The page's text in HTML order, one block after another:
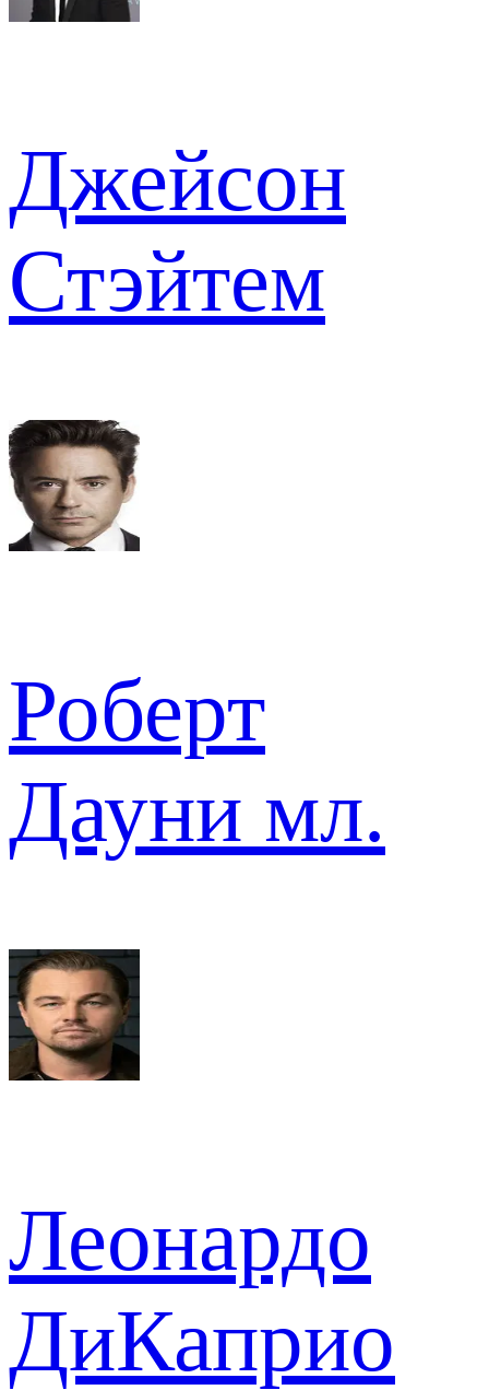
Джейсон
Стэйтем
Роберт
Дауни мл.
Леонардо
ДиКаприо